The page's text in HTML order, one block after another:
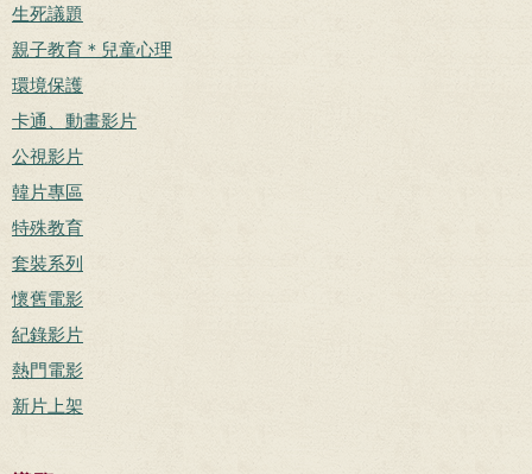
生死議題
親子教育＊兒童心理
環境保護
卡通、動畫影片
公視影片
韓片專區
特殊教育
套裝系列
懷舊電影
紀錄影片
熱門電影
新片上架